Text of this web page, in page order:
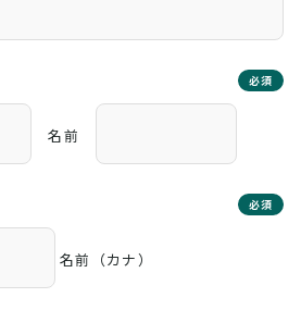
必須
名前
必須
名前（カナ）